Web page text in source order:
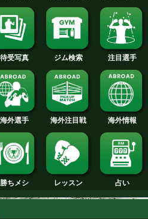
2013年
2012年
2011年
2010年